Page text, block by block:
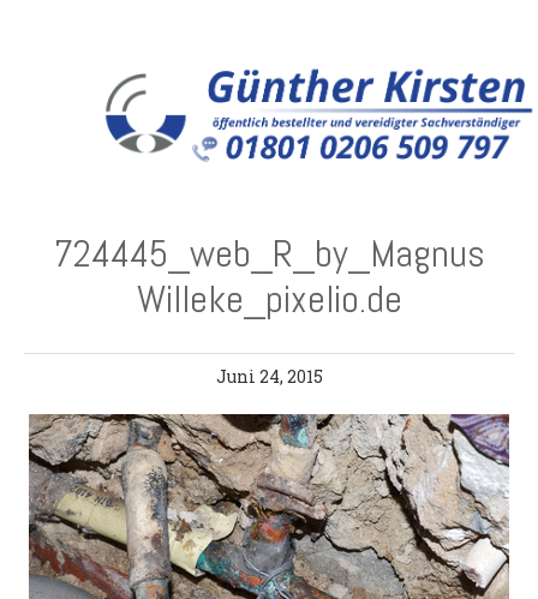
724445_web_R_by_Magnus
Willeke_pixelio.de
Juni 24, 2015